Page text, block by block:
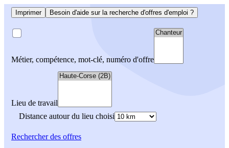
Imprimer Besoin d'aide sur la recherche d'offres d'emploi ?
Métier, compétence, mot-clé, numéro d'offre
Lieu de travail
Distance autour du lieu choisi
Rechercherdes offres